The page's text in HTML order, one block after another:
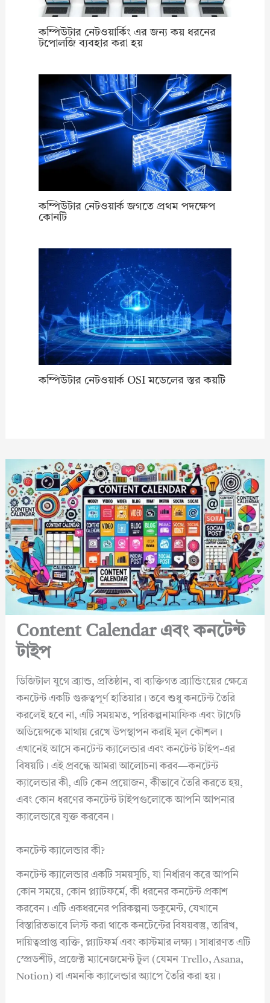
কম্পিউটার নেটওয়ার্কিং এর জন্য কয় ধরনের
টপোলজি ব্যবহার করা হয়
কম্পিউটার নেটওয়ার্ক জগতে প্রথম পদক্ষেপ
কোনটি
কম্পিউটার নেটওয়ার্ক OSI মডেলের স্তর কয়টি
Content Calendar এবং কনটেন্ট
টাইপ
ডিজিটাল যুগে ব্র্যান্ড, প্রতিষ্ঠান, বা ব্যক্তিগত ব্র্যান্ডিংয়ের ক্ষেত্রে
কনটেন্ট একটি গুরুত্বপূর্ণ হাতিয়ার। তবে শুধু কনটেন্ট তৈরি
করলেই হবে না, এটি সময়মত, পরিকল্পনামাফিক এবং টার্গেট
অডিয়েন্সকে মাথায় রেখে উপস্থাপন করাই মূল কৌশল।
এখানেই আসে কনটেন্ট ক্যালেন্ডার এবং কনটেন্ট টাইপ-এর
বিষয়টি। এই প্রবন্ধে আমরা আলোচনা করব—কনটেন্ট
ক্যালেন্ডার কী, এটি কেন প্রয়োজন, কীভাবে তৈরি করতে হয়,
এবং কোন ধরণের কনটেন্ট টাইপগুলোকে আপনি আপনার
ক্যালেন্ডারে যুক্ত করবেন।
কনটেন্ট ক্যালেন্ডার কী?
কনটেন্ট ক্যালেন্ডার একটি সময়সূচি, যা নির্ধারণ করে আপনি
কোন সময়ে, কোন প্ল্যাটফর্মে, কী ধরনের কনটেন্ট প্রকাশ
করবেন। এটি একধরনের পরিকল্পনা ডকুমেন্ট, যেখানে
বিস্তারিতভাবে লিস্ট করা থাকে কনটেন্টের বিষয়বস্তু, তারিখ,
দায়িত্বপ্রাপ্ত ব্যক্তি, প্ল্যাটফর্ম এবং কাস্টমার লক্ষ্য। সাধারণত এটি
স্প্রেডশীট, প্রজেক্ট ম্যানেজমেন্ট টুল (যেমন Trello, Asana,
Notion) বা এমনকি ক্যালেন্ডার অ্যাপে তৈরি করা হয়।